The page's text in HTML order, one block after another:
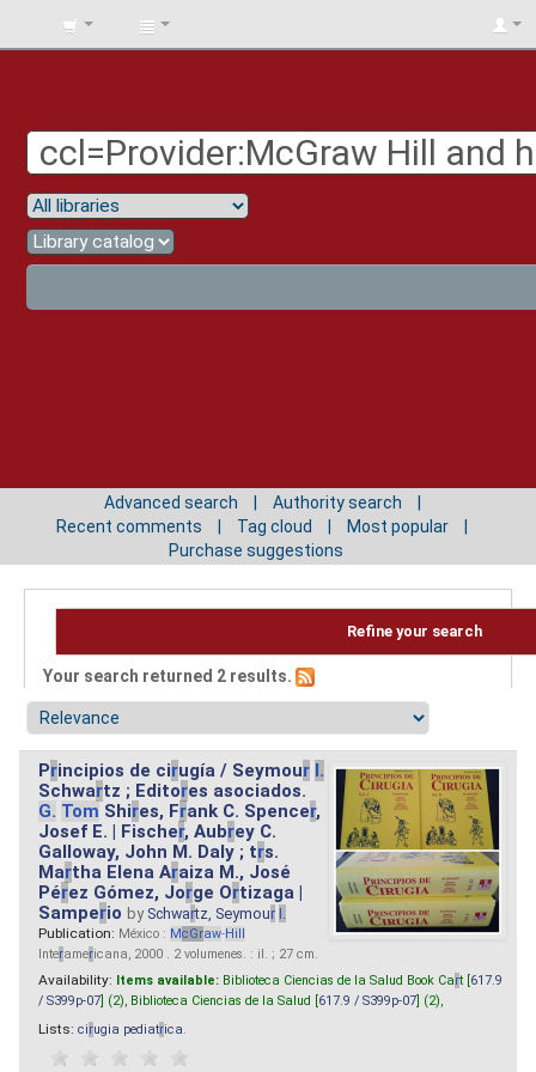
BIBLIOTECA
Advanced search
Authority search
Recent comments
Tag cloud
Most popular
Purchase suggestions
Refine your search
Your search returned 2 results.
Principios de cirugía / Seymour I.
Schwartz ; Editores asociados.
G. Tom Shires, Frank C. Spencer,
Josef E. | Fischer, Aubrey C.
Galloway, John M. Daly ; trs.
Martha Elena Araiza M., José
Pérez Gómez, Jorge Ortizaga |
Samperio by Schwartz, Seymour I.
Publication: México : McGraw-Hill
Interamericana, 2000 . 2 volumenes. : il. ; 27 cm.
Availability: Items available: Biblioteca Ciencias de la Salud Book Cart [ 617.9
/ S399p-07 ] (2), Biblioteca Ciencias de la Salud [ 617.9 / S399p-07 ] (2),
Lists: cirugia pediatrica